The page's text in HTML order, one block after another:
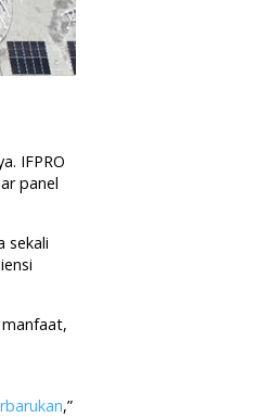
IFPRO
panel
sekali
,”